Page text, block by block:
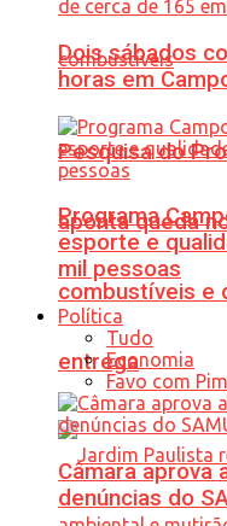
Pesquisa do
aponta queda
combustíveis e
entrega
Dois sábados
horas em
Programa
esporte e
mil pessoas
Política
Tudo
Economia
Favo com
Câmara aprova
denúncias do